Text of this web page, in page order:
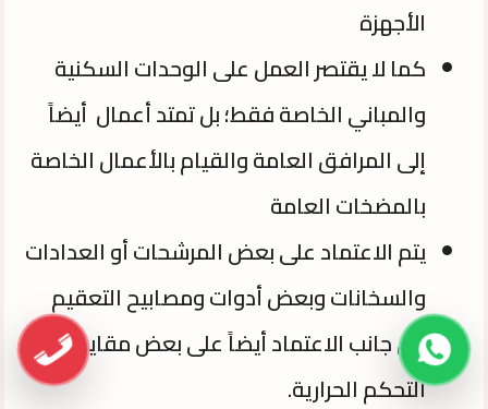
الأجهزة
كما لا يقتصر العمل على الوحدات السكنية
والمباني الخاصة فقط؛ بل تمتد أعمال أيضاً
إلى المرافق العامة والقيام بالأعمال الخاصة
بالمضخات العامة
يتم الاعتماد على بعض المرشحات أو العدادات
والسخانات وبعض أدوات ومصابيح التعقيم
إلى جانب الاعتماد أيضاً على بعض مقاييس
التحكم الحرارية.